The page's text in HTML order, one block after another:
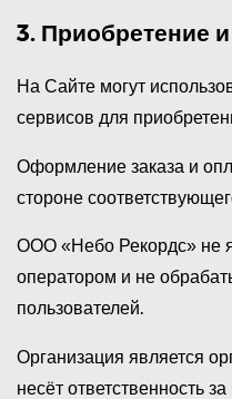
3. Приобретение
На Сайте могут
сервисов для
Оформление заказа и
стороне
ООО «Небо Рекордс» не
оператором и не
пользователей.
Организация является
несёт ответственность